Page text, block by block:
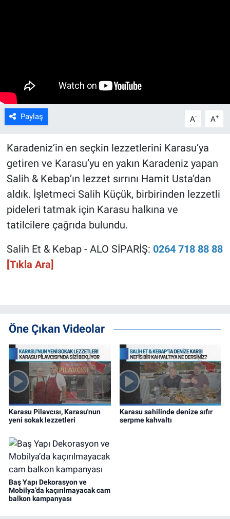
Paylaş A- A+
Karadeniz’in en seçkin lezzetlerini Karasu’ya
getiren ve Karasu’yu en yakın Karadeniz yapan
Salih & Kebap’ın lezzet sırrını Hamit Usta’dan
aldık. İşletmeci Salih Küçük, birbirinden lezzetli
pideleri tatmak için Karasu halkına ve
tatilcilere çağrıda bulundu.
Salih Et & Kebap - ALO SİPARİŞ: 0264 718 88 88
[Tıkla Ara]
Öne Çıkan Videolar
Karasu Pilavcısı, Karasu'nun
yeni sokak lezzetleri
Karasu sahilinde denize sıfır
serpme kahvaltı
Baş Yapı Dekorasyon ve
Mobilya’da kaçırılmayacak cam
balkon kampanyası